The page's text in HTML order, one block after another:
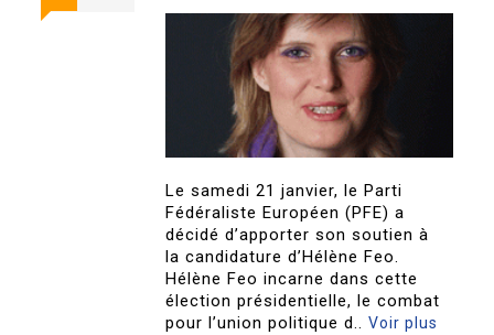
Le samedi 21 janvier, le Parti
Fédéraliste Européen (PFE) a
décidé d’apporter son soutien à
la candidature d’Hélène Feo.
Hélène Feo incarne dans cette
élection présidentielle, le combat
pour l’union politique d..Voir plus